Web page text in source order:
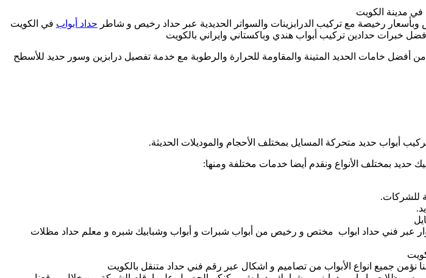
في مدينة الكويت
رخيصة مع تركيب الدرابزينات والسواتر الحديدية عبر حداد رخيص و شاطر حداد أبواب في الكويت
خبرات حدادين تركيب أبواب هندي وباكستاني وايراني بالكويت
أفضل خامات الحديد المتينة والمقاومة للحرارة والرطوبة مع خدمة تفصيل درابزين وسور حديد للأسطح
أبواب حديد متحركة المسايل بمختلف الأحجام والموديلات الحديثة.
بمختلف الأنواع ونقدم أيضا خدمات مختلفة ومنها:
للشركات.
عبر فني حداد ابواب مختص و رخيص من أبواب شبرات و أبواب وشبابيك شبره و معلم حداد مظلات
جميع انواع الأبواب من تصاميم و اشكال عبر رقم فني حداد متنقل بالكويت